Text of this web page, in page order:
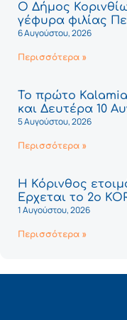
Ο Δήμος
γέφυρα φιλίας
6 Αυγούστου, 2026
Περισσότερα »
Το πρώτο
και Δευτέρα 10
5 Αυγούστου, 2026
Περισσότερα »
Η Κόρινθος
Έρχεται το 2ο
1 Αυγούστου, 2026
Περισσότερα »